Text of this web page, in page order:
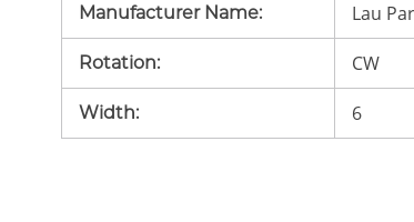
Manufacturer Name: Lau
Rotation: CW
Width: 6